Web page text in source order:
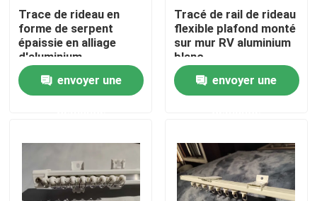
Contactez-nous
Demandez une citation
Vêtements pour enfants primaires
Chaussures d'hommes d'occasion
Trace de rideau en
forme de serpent
épaissie en alliage
d'aluminium
envoyer une
Tracé de rail de rideau
flexible plafond monté
sur mur RV aluminium
blanc
envoyer une